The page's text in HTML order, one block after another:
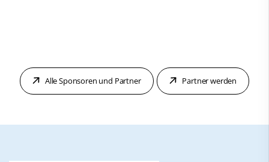
Alle Sponsoren und Partner Partner werden